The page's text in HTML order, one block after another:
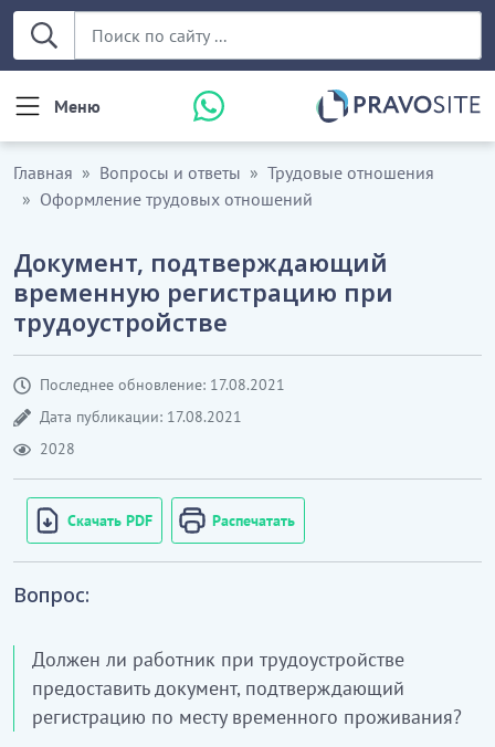
Меню
Главная Вопросы и ответы
Трудовые отношения
Оформление трудовых отношений
Документ, подтверждающий
временную регистрацию при
трудоустройстве
Последнее обновление: 17.08.2021
Дата публикации: 17.08.2021
2028
Скачать PDF Распечатать
Вопрос:
Должен ли работник при трудоустройстве
предоставить документ, подтверждающий
регистрацию по месту временного проживания?